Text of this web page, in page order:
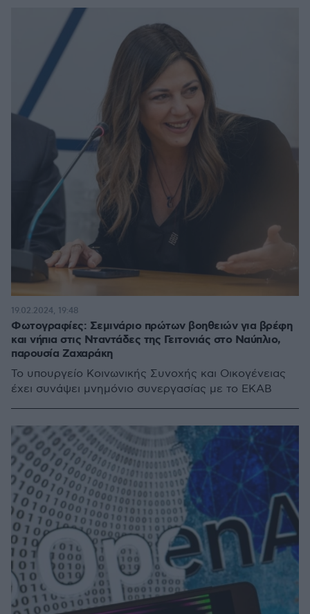
Φωτογραφίες: Σεμινάριο πρώτων βοηθειών για βρέφη
και νήπια στις Νταντάδες της Γειτονιάς στο Ναύπλιο,
παρουσία Ζαχαράκη
Το υπουργείο Κοινωνικής Συνοχής και Οικογένειας
έχει συνάψει μνημόνιο συνεργασίας με το ΕΚΑΒ
19.02.2024, 19:48